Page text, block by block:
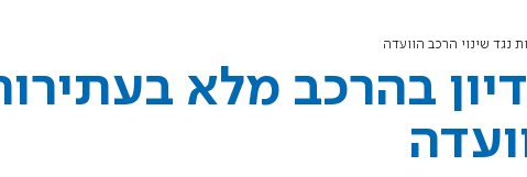
נגד שינוי הרכב הוועדה
בהרכב מלא